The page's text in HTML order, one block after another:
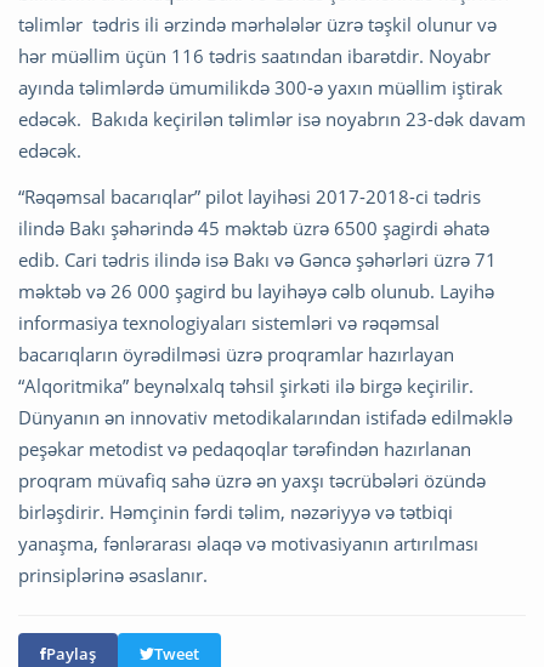
təlimlər tədris ili ərzində mərhələlər üzrə təşkil olunur və
hər müəllim üçün 116 tədris saatından ibarətdir. Noyabr
ayında təlimlərdə ümumilikdə 300-ə yaxın müəllim iştirak
edəcək. Bakıda keçirilən təlimlər isə noyabrın 23-dək davam
edəcək.
“Rəqəmsal bacarıqlar” pilot layihəsi 2017-2018-ci tədris
ilində Bakı şəhərində 45 məktəb üzrə 6500 şagirdi əhatə
edib. Cari tədris ilində isə Bakı və Gəncə şəhərləri üzrə 71
məktəb və 26 000 şagird bu layihəyə cəlb olunub. Layihə
informasiya texnologiyaları sistemləri və rəqəmsal
bacarıqların öyrədilməsi üzrə proqramlar hazırlayan
“Alqoritmika” beynəlxalq təhsil şirkəti ilə birgə keçirilir.
Dünyanın ən innovativ metodikalarından istifadə edilməklə
peşəkar metodist və pedaqoqlar tərəfindən hazırlanan
proqram müvafiq sahə üzrə ən yaxşı təcrübələri özündə
birləşdirir. Həmçinin fərdi təlim, nəzəriyyə və tətbiqi
yanaşma, fənlərarası əlaqə və motivasiyanın artırılması
prinsiplərinə əsaslanır.
Paylaş Tweet